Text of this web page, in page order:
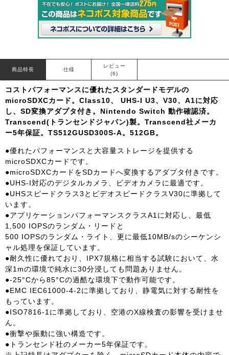
商品特長 仕様
レビュー
(6)
コストパフォーマンスに優れたスタンダードモデルの
microSDXCカード。Class10、 UHS-I U3、V30、A1に対応
し、SD変換アダプタ付き。Nintendo Switch 動作確認済。
Transcend(トランセンドジャパン)製。Transcend社メーカ
ー5年保証。TS512GUSD300S-A。512GB。
●優れたパフォーマンスと大容量ストレージを提供する
microSDXCカードです。
●microSDXCカードをSDカードへ変換するアダプタ付きです。
●UHS-I対応のデジタルカメラ、ビデオカメラに最適です。
●UHSスピードクラス3とビデオスピードクラスV30に準拠して
います。
●アプリケーションパフォーマンスクラスA1に対応し、最低
1,500 IOPSのランダム・リードと
500 IOPSのランダム・ライト、更に最低10MB/sのシーケンシ
ャル処理を保証しています。
●耐久性に優れており、IPX7規格に相当する試験において、水
深1mの環境で純水に30分浸しても問題ありません。
●-25°Cから85°Cの過酷な環境下で動作可能です。
●EMC IEC61000-4-2に準拠しており、静電気に対する耐性を
もっています。
●ISO7816-1に準拠しており、空港のX線検査の影響を受けませ
ん。
●衝撃や振動に強い構造です。
●トランセンド社のメーカー5年保証です。